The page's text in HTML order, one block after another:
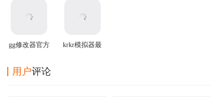
gg修改器官方
krkr模拟器最
用户评论